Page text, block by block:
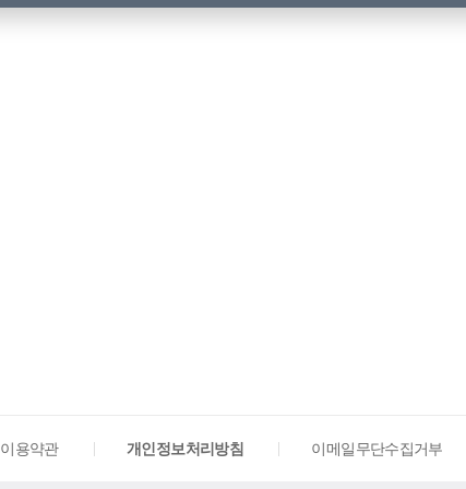
이용약관 개인정보처리방침 이메일무단수집거부